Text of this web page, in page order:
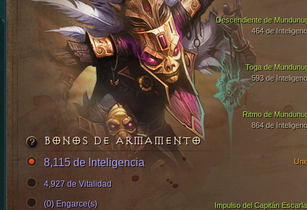
Toga de
593 de
Ritmo de
864 de
Descendiente de
464 de
Impulso del Capitán
BONOS DE ARMAMENTO
8,115 de Inteligencia
4,927 de Vitalidad
(0) Engarce(s)